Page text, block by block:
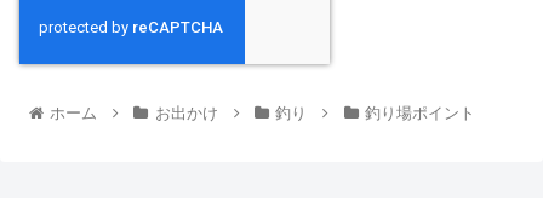
ホーム お出かけ 釣り 釣り場ポイント